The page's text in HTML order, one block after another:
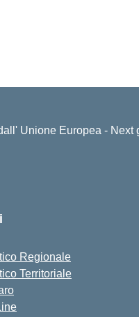
Regionale
Territoriale